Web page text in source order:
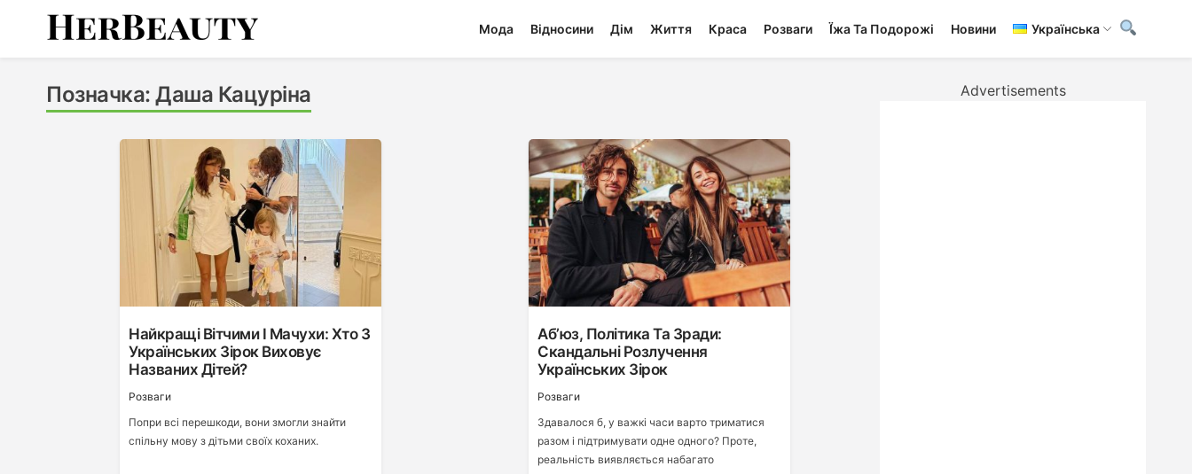
Мода Відносини Дім Життя Краса Розваги Ї́жа Та Подорожі Новини Українська
Позначка: Даша Кацуріна
Найкращі Вітчими І Мачухи: Хто З
Українських Зірок Виховує
Названих Дітей?
Розваги
Попри всі перешкоди, вони змогли знайти
спільну мову з дітьми своїх коханих.
Аб’юз, Політика Та Зради:
Скандальні Розлучення
Українських Зірок
Розваги
Здавалося б, у важкі часи варто триматися
разом і підтримувати одне одного? Проте,
реальність виявляється набагато
Advertisements